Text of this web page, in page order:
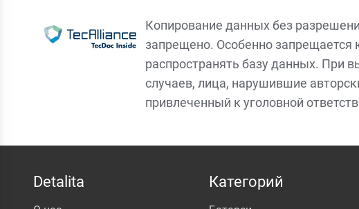
Копирование данных без
запрещено. Особенно запрещается
распространять базу данных. При
случаев, лица, нарушившие
привлеченный к уголовной
Detalita Категорий